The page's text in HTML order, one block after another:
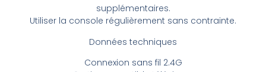
supplémentaires.
Utiliser la console régulièrement sans contrainte.
Données techniques
Connexion sans fil 2.4G